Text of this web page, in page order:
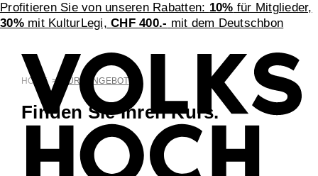
Profitieren Sie von unseren Rabatten: 10% für Mitglieder,
30%mit KulturLegi,CHF 400.- mit dem Deutschbon
HOME > KURSANGEBOT
Finden Sie Ihren Kurs.